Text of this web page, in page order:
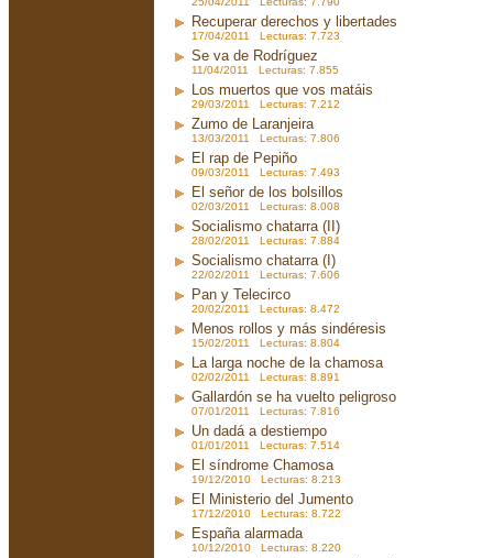
Recuperar derechos y libertades
17/04/2011 Lecturas: 7.723
Se va de Rodríguez
11/04/2011 Lecturas: 7.855
Los muertos que vos matáis
29/03/2011 Lecturas: 7.212
Zumo de Laranjeira
13/03/2011 Lecturas: 7.806
El rap de Pepiño
09/03/2011 Lecturas: 7.493
El señor de los bolsillos
02/03/2011 Lecturas: 8.008
Socialismo chatarra (II)
28/02/2011 Lecturas: 7.884
Socialismo chatarra (I)
22/02/2011 Lecturas: 7.606
Pan y Telecirco
20/02/2011 Lecturas: 8.472
Menos rollos y más sindéresis
15/02/2011 Lecturas: 8.804
La larga noche de la chamosa
02/02/2011 Lecturas: 8.891
Gallardón se ha vuelto peligroso
07/01/2011 Lecturas: 7.816
Un dadá a destiempo
01/01/2011 Lecturas: 7.514
El síndrome Chamosa
19/12/2010 Lecturas: 8.213
El Ministerio del Jumento
17/12/2010 Lecturas: 8.722
España alarmada
10/12/2010 Lecturas: 8.220